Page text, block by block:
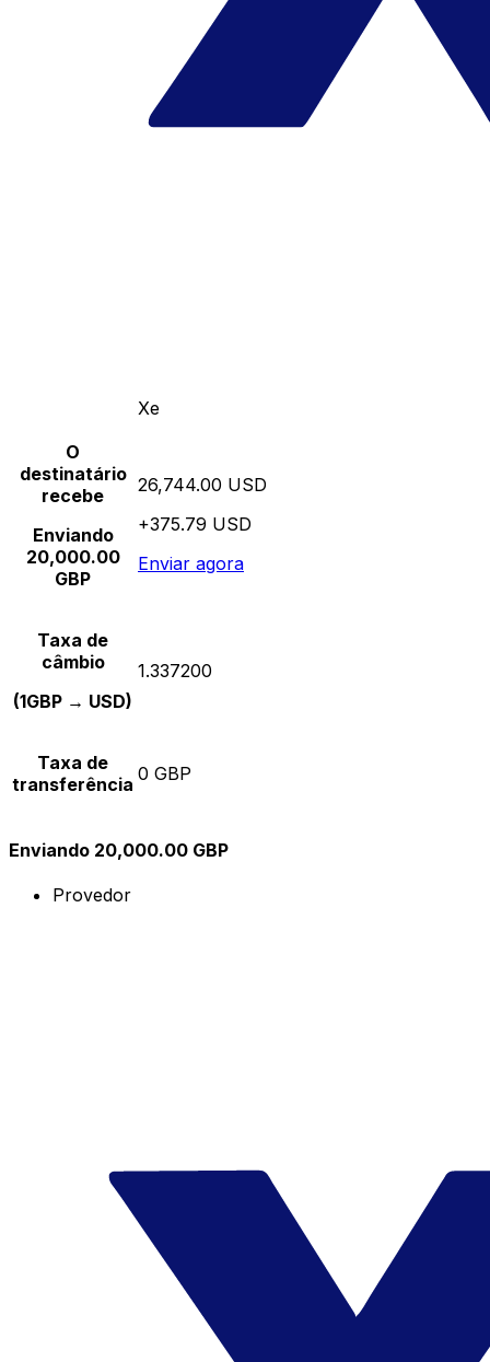
Xe
O
destinatário
recebe
Enviando
20,000.00
GBP
26,744.00 USD
+375.79 USD
Enviar agora
Taxa de
câmbio
(1GBP → USD)
1.337200
Taxa de
transferência 0 GBP
Enviando 20,000.00 GBP
Provedor